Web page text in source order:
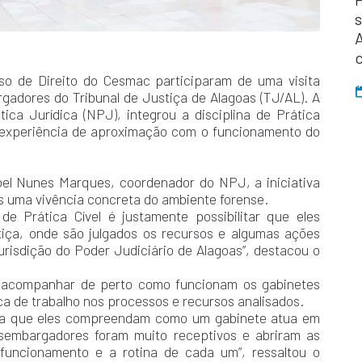
de Direito do Cesmac participaram de uma visita
do Tribunal de Justiça de Alagoas (TJ/AL). A
Jurídica (NPJ), integrou a disciplina de Prática
de aproximação com o funcionamento do
Nunes Marques, coordenador do NPJ, a iniciativa
vivência concreta do ambiente forense.
Prática Cível é justamente possibilitar que eles
onde são julgados os recursos e algumas ações
do Poder Judiciário de Alagoas”, destacou o
de perto como funcionam os gabinetes
de trabalho nos processos e recursos analisados.
que eles compreendam como um gabinete atua em
foram muito receptivos e abriram as
e a rotina de cada um”, ressaltou o